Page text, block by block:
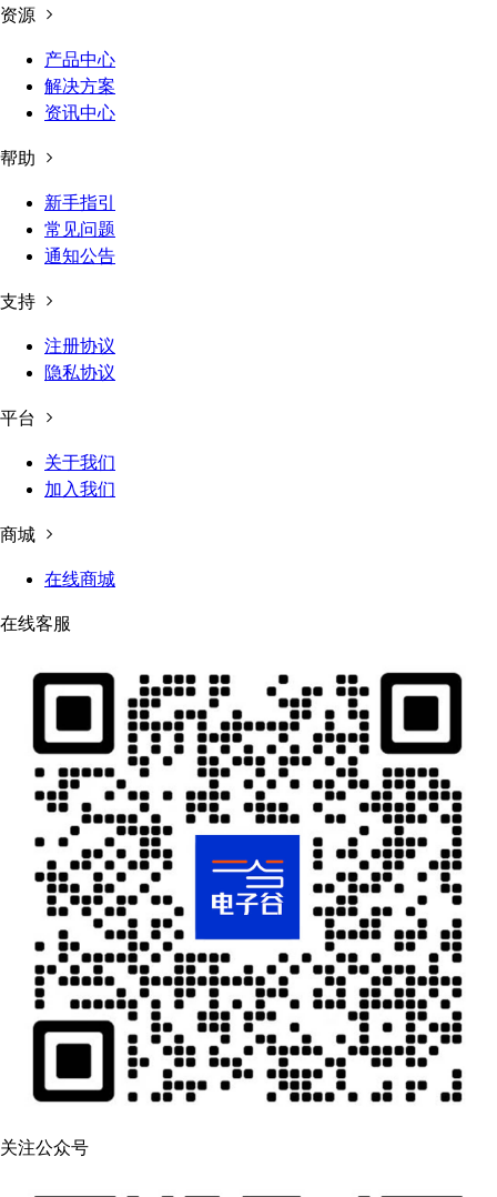
资源
产品中心
解决方案
资讯中心
帮助
新手指引
常见问题
通知公告
支持
注册协议
隐私协议
平台
关于我们
加入我们
商城
在线商城
在线客服
关注公众号